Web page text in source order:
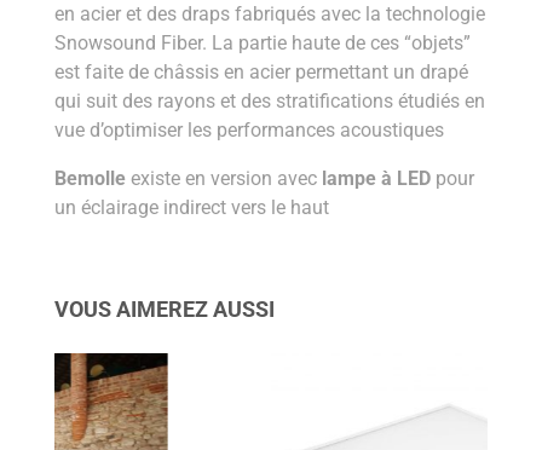
en acier et des draps fabriqués avec la technologie
Snowsound Fiber. La partie haute de ces “objets”
est faite de châssis en acier permettant un drapé
qui suit des rayons et des stratifications étudiés en
vue d’optimiser les performances acoustiques
Bemolleexiste en version aveclampe à LEDpour
un éclairage indirect vers le haut
VOUS AIMEREZ AUSSI